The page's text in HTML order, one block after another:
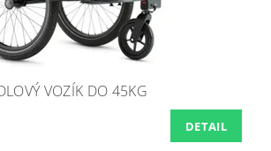
VOZÍK DO 45KG
DETAIL